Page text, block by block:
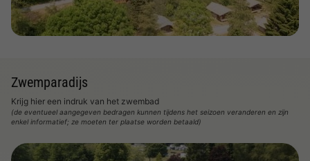
Zwemparadijs
Krijg hier een indruk van het zwembad
(de eventueel aangegeven bedragen kunnen tijdens het seizoen veranderen en zijn
enkel informatief; ze moeten ter plaatse worden betaald)